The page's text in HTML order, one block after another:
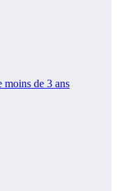
moins de 3 ans